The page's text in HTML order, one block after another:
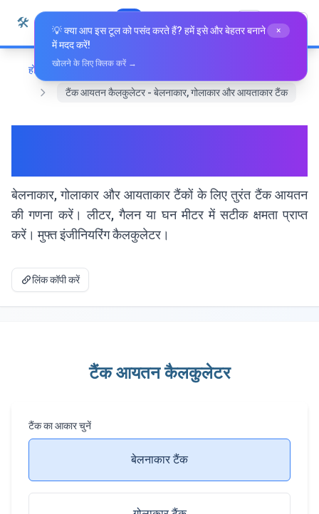
सामग्री पर जाएं
🛠️ Whiz Tools सभी उपकरण हिन्दी
होम
गणित और ज्यामिति
टैंक आयतन कैलकुलेटर - बेलनाकार, गोलाकार और आयताकार टैंक
बेलनाकार, गोलाकार और आयताकार टैंकों के लिए तुरंत टैंक आयतन
की गणना करें। लीटर, गैलन या घन मीटर में सटीक क्षमता प्राप्त
करें। मुफ्त इंजीनियरिंग कैलकुलेटर।
लिंक कॉपी करें
टैंक आयतन कैलकुलेटर
टैंक का आकार चुनें
बेलनाकार टैंक
💡 क्या आप इस टूल को पसंद करते हैं? हमें इसे और बेहतर बनाने
में मदद करें!
×
खोलने के लिए क्लिक करें →